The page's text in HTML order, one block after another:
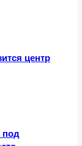
центр
под